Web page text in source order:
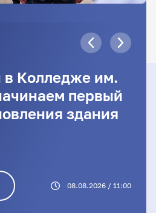
в Колледже им.
первый
здания
08.08.2026 / 11:00